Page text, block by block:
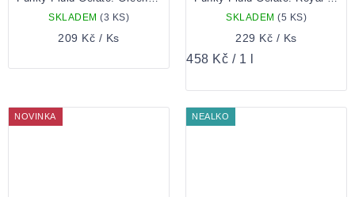
SKLADEM (3 KS)
209 Kč / Ks
SKLADEM (5 KS)
229 Kč / Ks
Měrná
458 Kč / 1 l
NOVINKA NEALKO